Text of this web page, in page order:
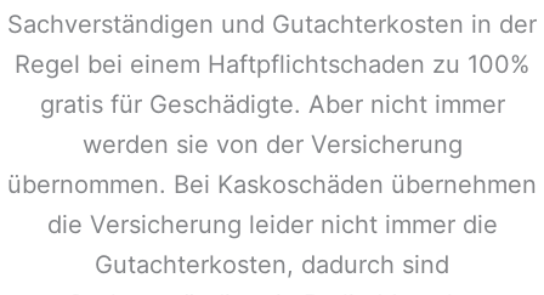
Sachverständigen und Gutachterkosten in der
Regel bei einem Haftpflichtschaden zu 100%
gratis für Geschädigte. Aber nicht immer
werden sie von der Versicherung
übernommen. Bei Kaskoschäden übernehmen
die Versicherung leider nicht immer die
Gutachterkosten, dadurch sind